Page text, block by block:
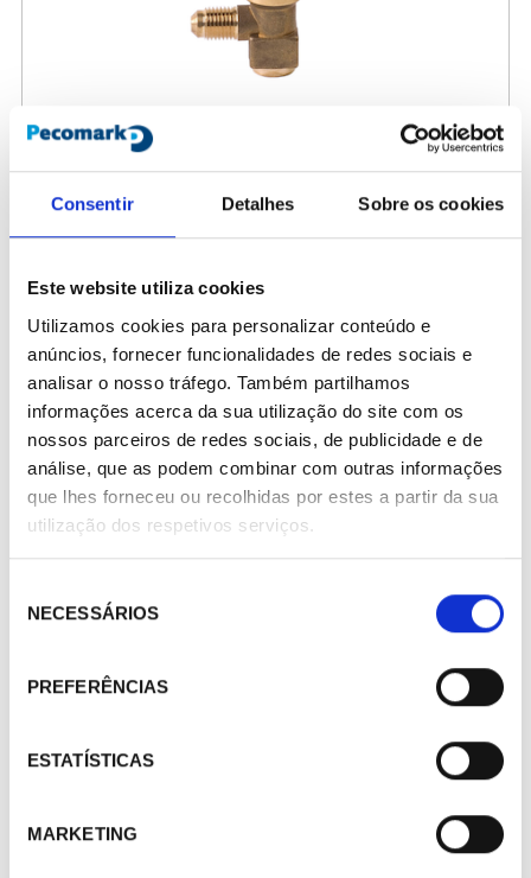
Consentir Detalhes Sobre os cookies
Este website utiliza cookies
Utilizamos cookies para personalizar conteúdo e
anúncios, fornecer funcionalidades de redes sociais e
analisar o nosso tráfego. Também partilhamos
informações acerca da sua utilização do site com os
nossos parceiros de redes sociais, de publicidade e de
análise, que as podem combinar com outras informações
que lhes forneceu ou recolhidas por estes a partir da sua
utilização dos respetivos serviços.
NECESSÁRIOS
PREFERÊNCIAS
ESTATÍSTICAS
MARKETING
Adaptador MA1/4SX-R p/R290 y R32